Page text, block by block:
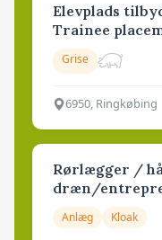
Elevplads
Trainee
Grise
6950, Ringkøbing
Rørlægger /
dræn/
Anlæg Kloak